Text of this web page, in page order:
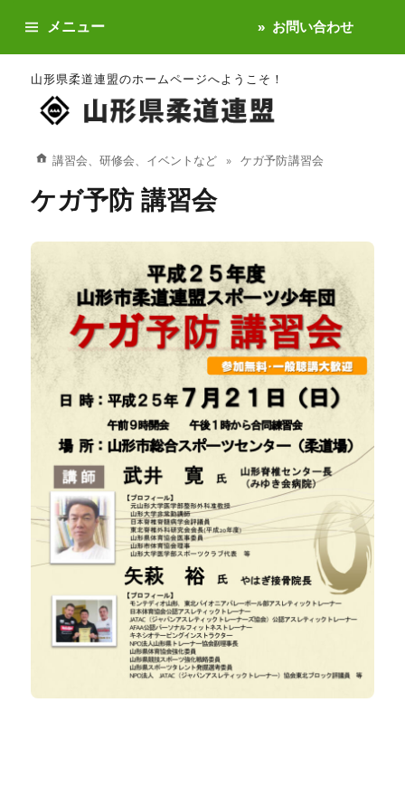
山形県柔道連盟のホームページへようこそ！
メニュー お問い合わせ
講習会、研修会、イベントなど ケガ予防 講習会
ケガ予防 講習会